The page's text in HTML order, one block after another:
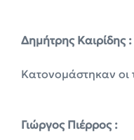
Δημήτρης Καιρίδης :
Κατονομάστηκαν οι
Γιώργος Πιέρρος :